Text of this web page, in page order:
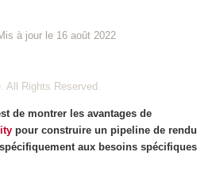
à jour le 16 août 2022
All Rights Reserved.
de montrer les avantages de
pour construire un pipeline de rendu
aux besoins spécifiques